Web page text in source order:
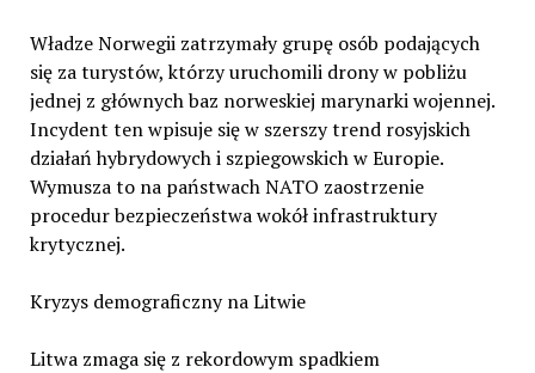
Władze Norwegii zatrzymały grupę osób podających
się za turystów, którzy uruchomili drony w pobliżu
jednej z głównych baz norweskiej marynarki wojennej.
Incydent ten wpisuje się w szerszy trend rosyjskich
działań hybrydowych i szpiegowskich w Europie.
Wymusza to na państwach NATO zaostrzenie
procedur bezpieczeństwa wokół infrastruktury
krytycznej.
Kryzys demograficzny na Litwie
Litwa zmaga się z rekordowym spadkiem